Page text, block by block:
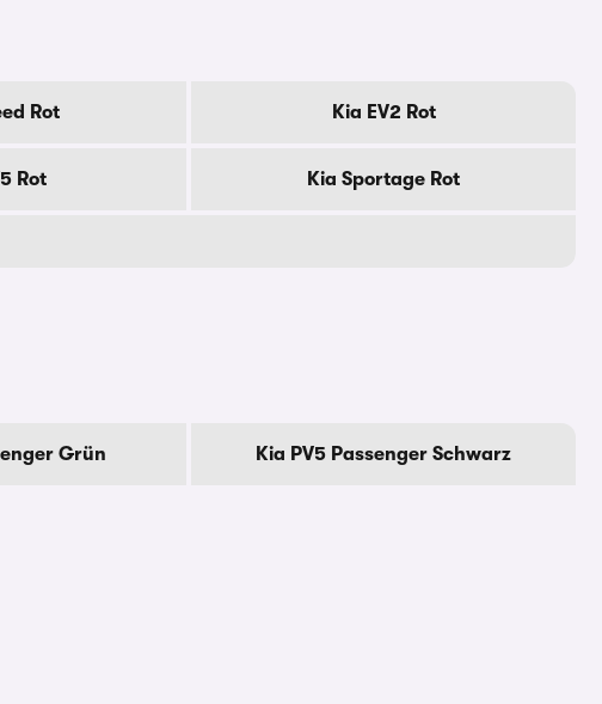
Rot Kia EV2 Rot
Rot Kia Sportage Rot
Grün Kia PV5 Passenger Schwarz